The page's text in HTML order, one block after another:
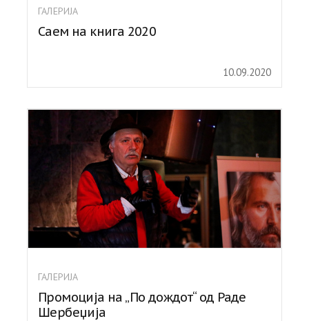
ГАЛЕРИЈА
Саем на книга 2020
10.09.2020
ГАЛЕРИЈА
Промоција на „По дождот“ од Раде
Шербеџија